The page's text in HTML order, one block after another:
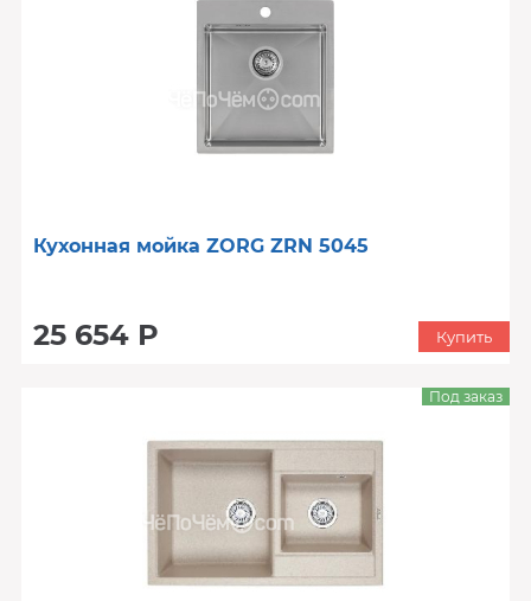
Кухонная мойка ZORG ZRN 5045
25 654 Р Купить
Под заказ